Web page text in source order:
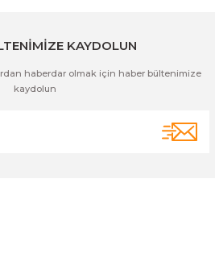
KAYDOLUN
haberdar olmak için haber bültenimize
kaydolun